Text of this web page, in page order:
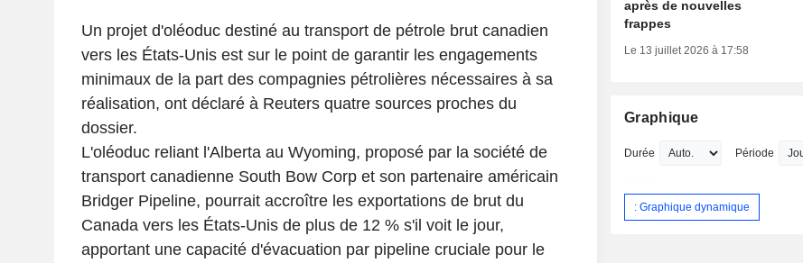
Un projet d'oléoduc destiné au transport de pétrole brut canadien
vers les États-Unis est sur le point de garantir les engagements
minimaux de la part des compagnies pétrolières nécessaires à sa
réalisation, ont déclaré à Reuters quatre sources proches du
dossier.
L'oléoduc reliant l'Alberta au Wyoming, proposé par la société de
transport canadienne South Bow Corp et son partenaire américain
Bridger Pipeline, pourrait accroître les exportations de brut du
Canada vers les États-Unis de plus de 12 % s'il voit le jour,
apportant une capacité d'évacuation par pipeline cruciale pour le
après de nouvelles
frappes
Le 13 juillet 2026 à 17:58
Graphique
Durée Période
: Graphique dynamique